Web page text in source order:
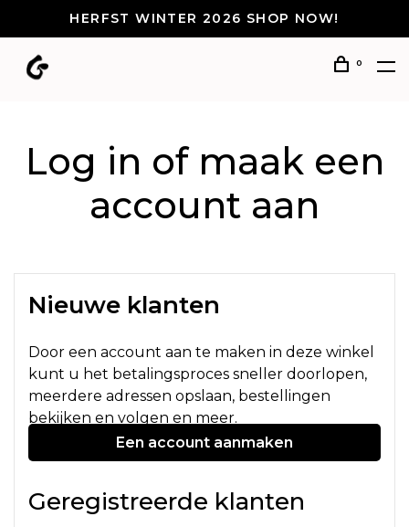
HERFST WINTER 2026 SHOP NOW!
0
Log in of maak een
account aan
Nieuwe klanten
Door een account aan te maken in deze winkel
kunt u het betalingsproces sneller doorlopen,
meerdere adressen opslaan, bestellingen
bekijken en volgen en meer.
Een account aanmaken
Geregistreerde klanten